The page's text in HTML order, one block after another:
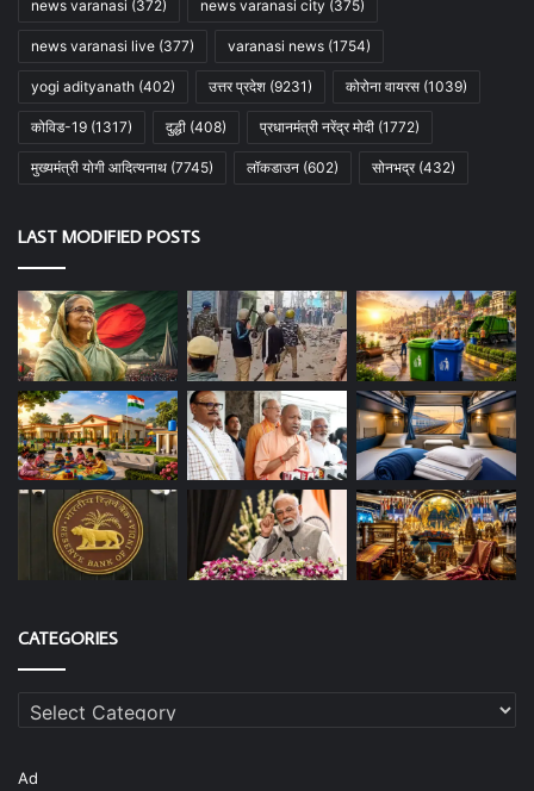
news varanasi (372) news varanasi city (375)
news varanasi live (377) varanasi news (1754)
yogi adityanath (402) उत्तर प्रदेश (9231) कोरोना वायरस (1039)
कोविड-19 (1317) दुद्धी (408) प्रधानमंत्री नरेंद्र मोदी (1772)
मुख्यमंत्री योगी आदित्यनाथ (7745) लॉकडाउन (602) सोनभद्र(432)
LAST MODIFIED POSTS
CATEGORIES
Categories
Ad